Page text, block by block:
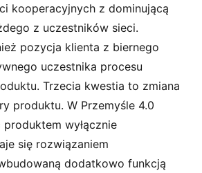
kooperacyjnych z dominującą
z uczestników sieci.
pozycja klienta z biernego
uczestnika procesu
Trzecia kwestia to zmiana
produktu. W Przemyśle 4.0
wyłącznie
się rozwiązaniem
dodatkowo funkcją